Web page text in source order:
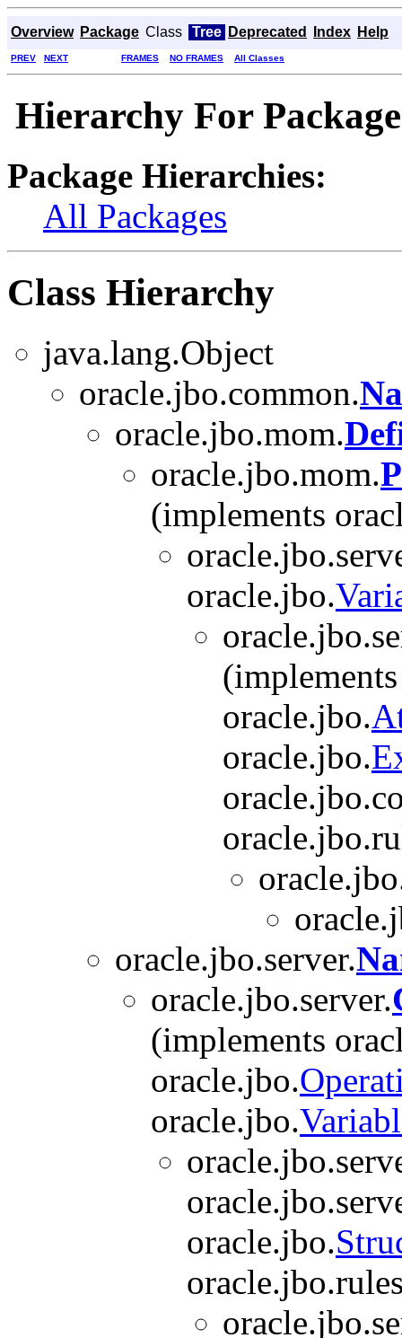
Overview Package Class Tree Deprecated Index Help
PREV NEXT FRAMES NO FRAMES All Classes
Hierarchy For
Package Hierarchies:
All Packages
Class Hierarchy
java.lang.Object
oracle.jbo.common.
oracle.jbo.mom.
oracle.jbo.mom.
(implements
oracle.jbo.
oracle.jbo.
oracle.jbo.
oracle.jbo.server.
oracle.jbo.server.
(implements
oracle.jbo.
oracle.jbo.
oracle.jbo.